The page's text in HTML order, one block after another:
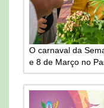
O carnaval da
e 8 de Março no